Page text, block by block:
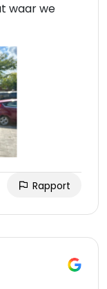
waar we
Rapport